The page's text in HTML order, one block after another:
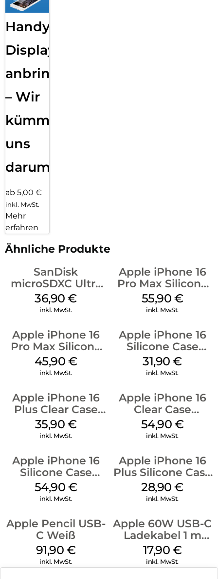
Handy
Displayfolie
anbringen
– Wir
kümmern
uns
darum!
ab 5,00 €
inkl. MwSt.
Mehr
erfahren
Ähnliche Produkte
SanDisk
microSDXC Ultra
128 GB + Adapter
Mobile
36,90€
inkl. MwSt.
Apple iPhone 16
Pro Max Silicone
Case MagSafe
Stone Gray
55,90 €
inkl. MwSt.
Apple iPhone 16
Pro Max Silicone
Case MagSafe
Ultramarine
45,90 €
inkl. MwSt.
Apple iPhone 16
Silicone Case
MagSafe Fuchsia
31,90€
inkl. MwSt.
Apple iPhone 16
Plus Clear Case
MagSafe
Transparent
35,90 €
inkl. MwSt.
Apple iPhone 16
Clear Case
MagSafe
Transparent
54,90 €
inkl. MwSt.
Apple iPhone 16
Silicone Case
MagSafe Black
54,90 €
inkl. MwSt.
Apple iPhone 16
Plus Silicone Case
MagSafe Black
28,90€
inkl. MwSt.
Apple Pencil USB-
C Weiß
91,90 €
inkl. MwSt.
Apple 60W USB-C
Ladekabel 1 m
Weiß
17,90 €
inkl. MwSt.